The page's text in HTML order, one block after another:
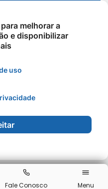
Fale Conosco Menu
- Associação
melhorar a
e disponibilizar
uso